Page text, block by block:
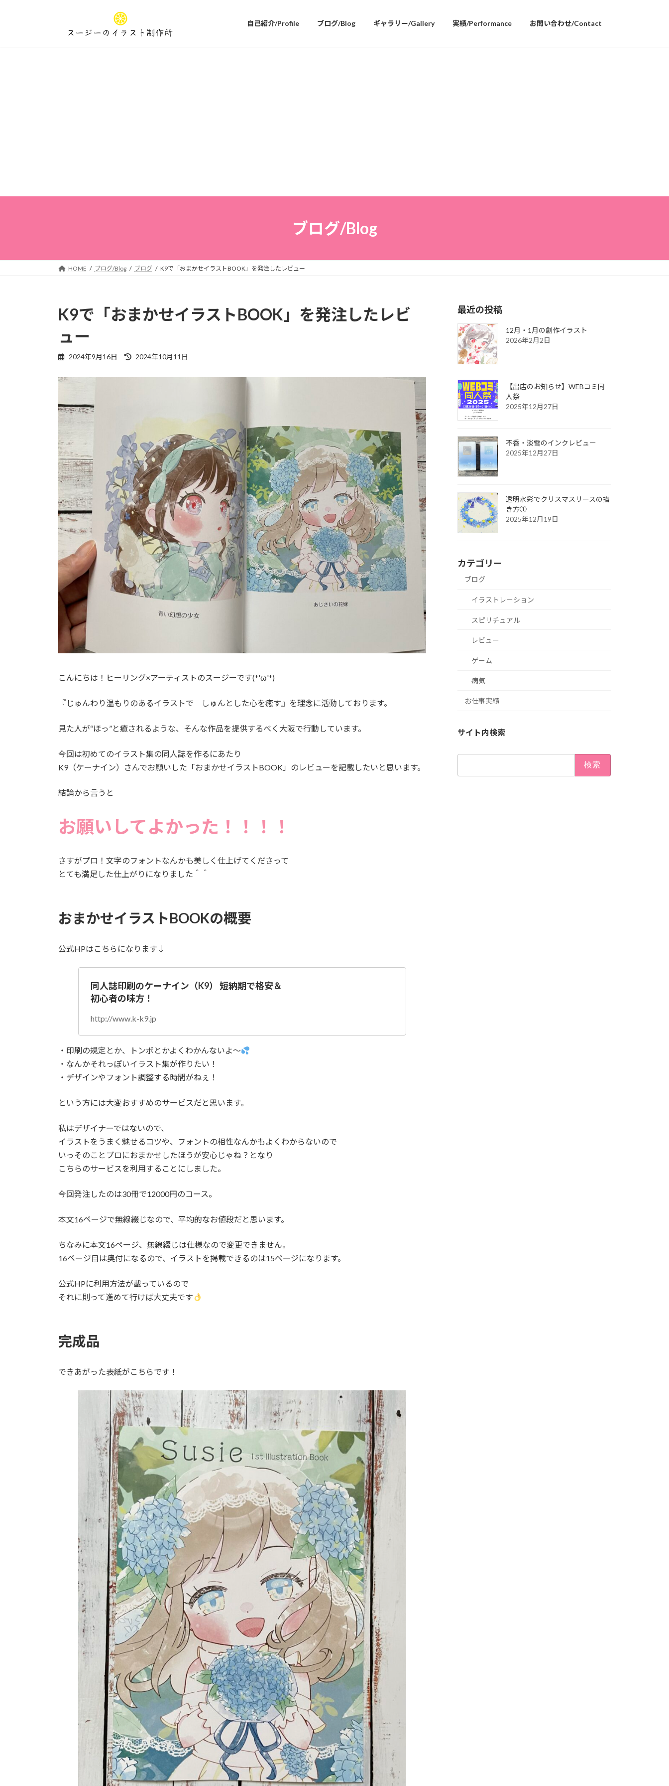
自己紹介/Profile ブログ/Blog ギャラリー/Gallery 実績/Performance お問い合わせ/Contact
ブログ/Blog
HOME ブログ/Blog ブログ K9で「おまかせイラストBOOK」を発注したレビュー
K9で「おまかせイラストBOOK」を発注したレビ
ュー
2024年9月16日
最
更
2024年10月11日
こんにちは！ヒーリング×アーティストのスージーです(*'ω'*)
『じゅんわり温もりのあるイラストで しゅんとした心を癒す』を理念に活動しております。
見た人が“ほっ”と癒されるような、そんな作品を提供するべく大阪で行動しています。
今回は初めてのイラスト集の同人誌を作るにあたり
K9（ケーナイン）さんでお願いした「おまかせイラストBOOK」のレビューを記載したいと思います。
結論から言うと
お願いしてよかった！！！！
さすがプロ！文字のフォントなんかも美しく仕上げてくださって
とても満足した仕上がりになりました＾＾
おまかせイラストBOOKの概要
公式HPはこちらになります↓
同人誌印刷のケーナイン（K9） 短納期で格安＆
初心者の味方！
http://www.k-k9.jp
・印刷の規定とか、トンボとかよくわかんないよ～
・なんかそれっぽいイラスト集が作りたい！
・デザインやフォント調整する時間がねぇ！
という方には大変おすすめのサービスだと思います。
私はデザイナーではないので、
イラストをうまく魅せるコツや、フォントの相性なんかもよくわからないので
いっそのことプロにおまかせしたほうが安心じゃね？となり
こちらのサービスを利用することにしました。
今回発注したのは30冊で12000円のコース。
本文16ページで無線綴じなので、平均的なお値段だと思います。
ちなみに本文16ページ、無線綴じは仕様なので変更できません。
16ページ目は奥付になるので、イラストを掲載できるのは15ページになります。
公式HPに利用方法が載っているので
それに則って進めて行けば大丈夫です
完成品
できあがった表紙がこちらです！
最近の投稿
12月・1月の創作イラスト
2026年2月2日
【出店のお知らせ】WEBコミ同
人祭
2025年12月27日
不香・淡雪のインクレビュー
2025年12月27日
透明水彩でクリスマスリースの描
き方①
2025年12月19日
カテゴリー
ブログ
イラストレーション
スピリチュアル
レビュー
ゲーム
病気
お仕事実績
サイト内検索